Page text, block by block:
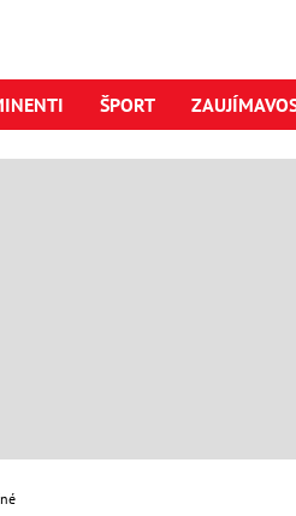
ŠPORT